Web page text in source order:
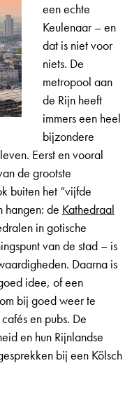
een echte
Keulenaar – en
dat is niet voor
niets. De
metropool aan
de Rijn heeft
immers een heel
bijzondere
Eerst en vooral
de grootste
buiten het “vijfde
hangen: de Kathedraal
in gotische
van de stad – is
Daarna is
idee, of een
bij goed weer te
en pubs. De
en hun Rijnlandse
bij een Kölsch